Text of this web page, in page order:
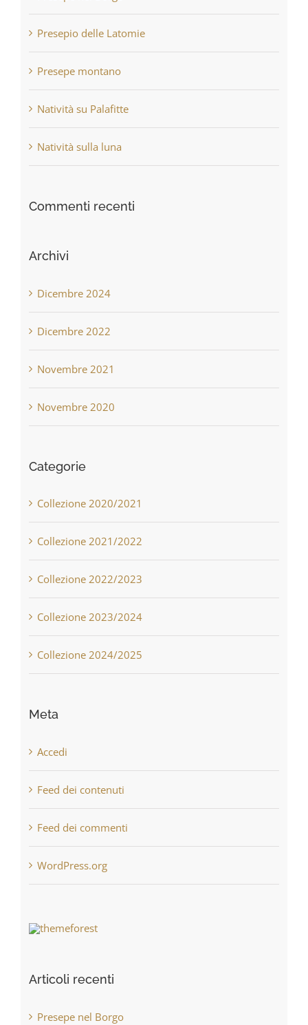
Presepio delle Latomie
Presepe montano
Natività su Palafitte
Natività sulla luna
Commenti recenti
Archivi
Dicembre 2024
Dicembre 2022
Novembre 2021
Novembre 2020
Categorie
Collezione 2020/2021
Collezione 2021/2022
Collezione 2022/2023
Collezione 2023/2024
Collezione 2024/2025
Meta
Accedi
Feed dei contenuti
Feed dei commenti
WordPress.org
Articoli recenti
Presepe nel Borgo